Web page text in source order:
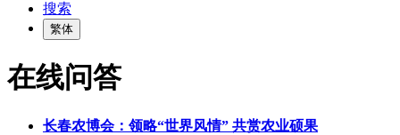
搜索
繁体
在线问答
长春农博会：领略“世界风情” 共赏农业硕果